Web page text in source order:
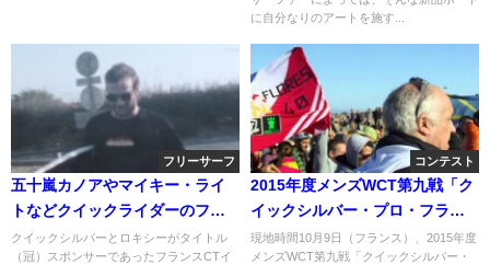
に自分なりのアートを施す...
フリーサーフ
五十嵐カノアやマイキー・ライ
トなどクイックライダーのフラ
ンス動画
クイックシルバーとロキシーがタイトル
（冠）スポンサーであったフランスCTイ
コンテスト
2015年度メンズWCT第九戦「ク
イックシルバー・プロ・フラン
ス」：二日目ハイライト
現地時間10月9日（フランス）、2015年度
メンズWCT第九戦「クイックシルバー・